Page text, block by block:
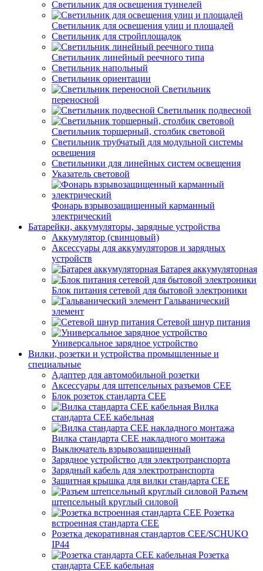
Светильник для освещения туннелей
Светильник для освещения улиц и площадей
Светильник для стройплощадок
Светильник линейный реечного типа
Светильник напольный
Светильник ориентации
Светильник
переносной
Светильник подвесной
Светильник торшерный, столбик световой
Светильник трубчатый для модульной системы
освещения
Светильники для линейных систем освещения
Указатель световой
Фонарь взрывозащищенный карманный
электрический
Батарейки, аккумуляторы, зарядные устройства
Аккумулятор (свинцовый)
Аксессуары для аккумуляторов и зарядных
устройств
Батарея аккумуляторная
Блок питания сетевой для бытовой электроники
Гальванический
элемент
Сетевой шнур питания
Универсальное зарядное устройство
Вилки, розетки и устройства промышленные и
специальные
Адаптер для автомобильной розетки
Аксессуары для штепсельных разъемов CEE
Блок розеток стандарта CEE
Вилка
стандарта CEE кабельная
Вилка стандарта CEE накладного монтажа
Выключатель взрывозащищенный
Зарядное устройство для электротранспорта
Зарядный кабель для электротранспорта
Защитная крышка для вилки стандарта CEE
Разъем
штепсельный круглый силовой
Розетка
встроенная стандарта CEE
Розетка декоративная стандартов CEE/SCHUKO
IP44
Розетка
стандарта СЕЕ кабельная